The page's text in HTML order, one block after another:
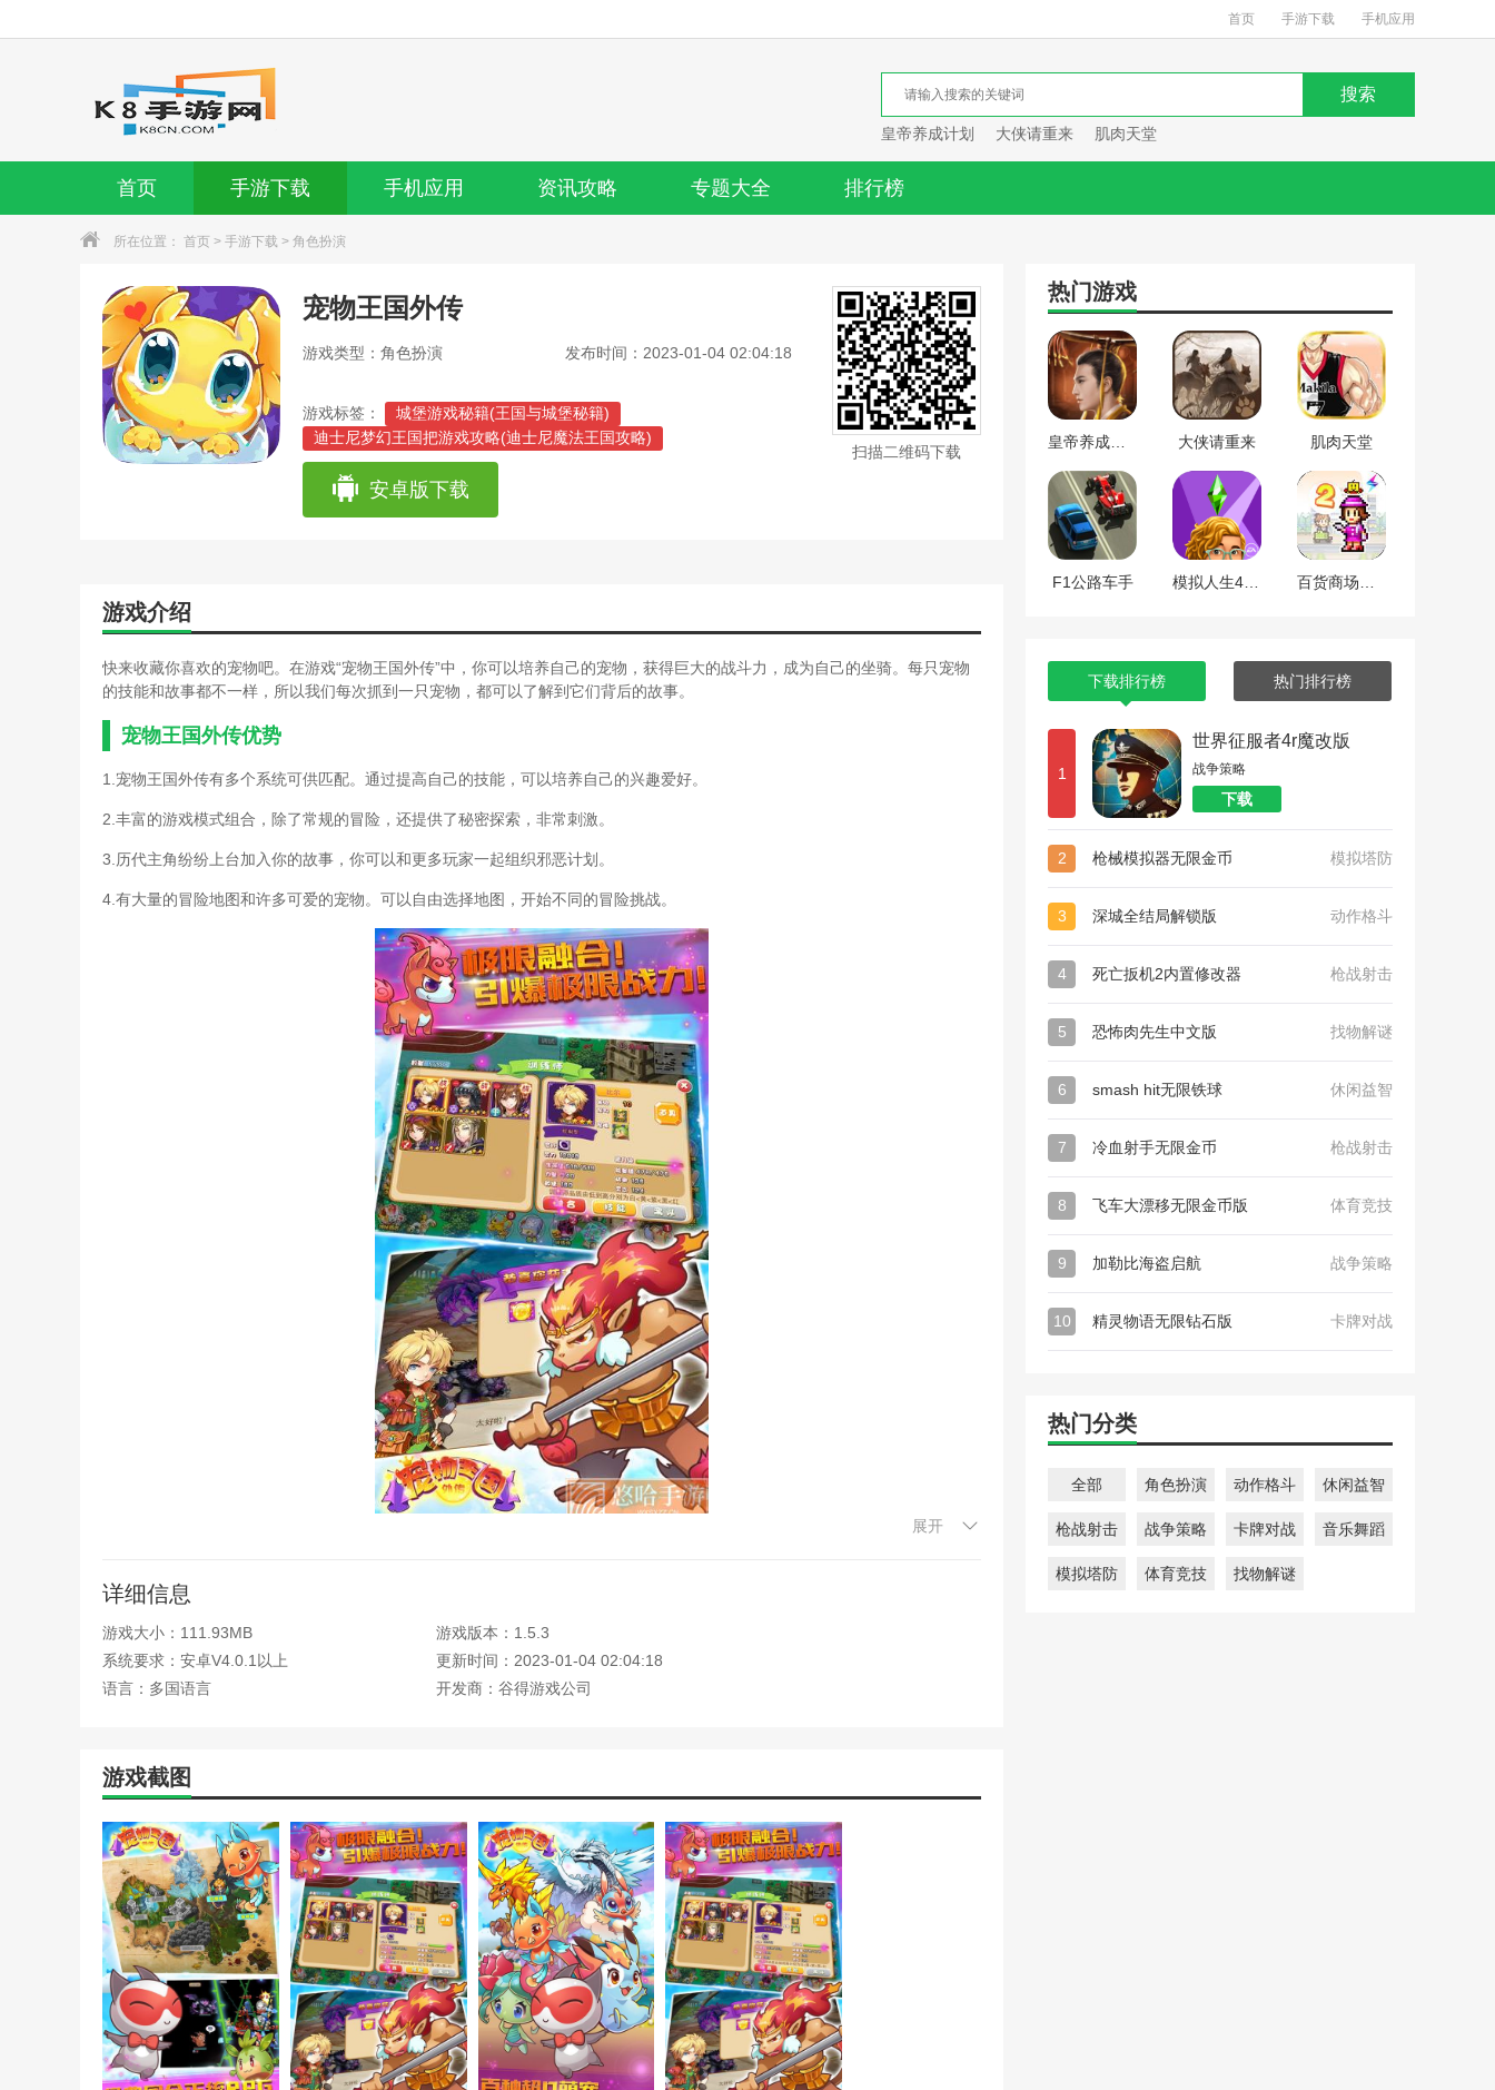
首页 手游下载 手机应用
皇帝养成计划 大侠请重来 肌肉天堂
首页 手游下载 手机应用 资讯攻略 专题大全 排行榜
所在位置： 首页 > 手游下载 > 角色扮演
宠物王国外传
游戏类型：角色扮演 发布时间：2023-01-04 02:04:18
游戏标签：
城堡游戏秘籍(王国与城堡秘籍)
迪士尼梦幻王国把游戏攻略(迪士尼魔法王国攻略)
权力的游戏七大王国资料(权力的游戏王国介绍)
瓦拉纳王子在哪(纳瓦拉王国这么小)
阿玛拉王国游戏攻略(阿玛拉王国游戏攻略大全)
王国纪元游戏秘籍(王国纪元玩法介绍)
迪士尼王国游戏秘籍(迪士尼秘密玩法)
王国纪元游戏秘籍(王国纪元游戏秘籍怎么用)
王国兴起游戏秘籍(王国兴起游戏秘籍大全)
王国游戏攻略冬天没收人怎么办(王国冬天没钱了怎么办)
奥比岛梦幻国度第五宫攻略游戏(奥比岛梦幻王国第一宫)
萌宠王国单机攻略(萌宠王国单机攻略下载)
洛克王国水灵石(洛克王国水灵石分布地点)
洛克王国水灵石(洛克王国水灵石有什么用)
手机游戏我的王国秘籍(手机游戏我的王国秘籍怎么用)
宠物精灵单机攻略(宠物精灵王国单机版攻略)
洛克王国水灵石(洛克王国水灵石怎么获得5个)
手机游戏我的王国秘籍(我的王国小游戏)
迪尼斯梦幻王国游戏玩法(迪士尼的梦幻王国游戏)
迪尼斯梦幻王国游戏玩法(迪斯尼王国游戏攻略)
《洛克王国》收集的快乐活动攻略(洛克王国收集宠物种类是什么意
《王国之心3》键刃切换技巧指南(《王国之心3》键刃切换技巧指南
《最终幻想16》铁王国背景设定解析(最终幻想16cg)
《王国工坊》游戏特色内容解析图(王国公社小程序)
暗黑破坏神阴影王国pdf(暗黑破坏神暗影王国)
《洛克王国》隐逸技能搭配推荐最新(洛克王国隐形药剂)
《洛克王国》山海秘境怎么打(洛克王国山海经图鉴)
《洛克王国》宠物强度排行榜(洛克王国厉害宠物)
《洛克王国》战术训练活动教程(洛克王国战斗能力培养)
《王国保卫战》第一关通关攻略图解(王国保卫战全关卡解锁)
《洛克王国》修炼锋芒活动怎么打的(《洛克王国》修炼锋芒活动怎么
《王国之心3》快捷面板使用指南(《王国之心3》快捷面板使用指南
《王国之心3》键刃切换技巧指南攻略(王国之心3哪把键刃好用)
《洛克王国》梅花金冠怎么得到(洛克王国梅花鹿出母概率)
《王国之心3》隐藏结局剧情解说(《王国之心3》图文流程攻略)
《剑士》神圣王国公民开局介绍(《剑士》神圣王国公民开局介绍)
安卓版下载
扫描二维码下载
游戏介绍
快来收藏你喜欢的宠物吧。在游戏“宠物王国外传”中，你可以培养自己的宠物，获得巨大的战斗力，成为自己的坐骑。每只宠物
的技能和故事都不一样，所以我们每次抓到一只宠物，都可以了解到它们背后的故事。
宠物王国外传优势
1.宠物王国外传有多个系统可供匹配。通过提高自己的技能，可以培养自己的兴趣爱好。
2.丰富的游戏模式组合，除了常规的冒险，还提供了秘密探索，非常刺激。
3.历代主角纷纷上台加入你的故事，你可以和更多玩家一起组织邪恶计划。
4.有大量的冒险地图和许多可爱的宠物。可以自由选择地图，开始不同的冒险挑战。
1.宠物王国外传共有300个关卡，多样化的冒险地图，几十个宠物关卡。
2，宠物王国外传基于回合的冒险，经典的一次性游戏就够了。进化和繁衍造就了最强壮的宠物。
3.宠物的技能可以自由搭配。宠物王国外传通过考虑天气和地理优势。
1.你的宠物技能可以自由搭配和约束，宠物王国外传给你终极优势。
2.多样化的游戏模式，自由组合的技能，让玩游戏的过程不枯燥。
3.通过强化训练和进化，可以培养自己的宠物，获得更好的宠物小兵。
宠物王国外传亮点
1.设置专门的宠物王国训练模式，玩家可以在游戏中收集不同地区的宠物。
2.每个宠物的外貌和属性都不一样。宠物王国外传你需要不断培养自己的能力，才能变得更强。
3.想要更好的培养宠物，可以通过战斗来培养。这是培养宠物最快的方法。
展开
详细信息
游戏大小：111.93MB
游戏版本：1.5.3
系统要求：安卓V4.0.1以上
更新时间：2023-01-04 02:04:18
语言：多国语言
开发商：谷得游戏公司
游戏截图
热门游戏
大侠请重来 肌肉天堂
F1公路车手
下载排行榜 热门排行榜
1
世界征服者4r魔改版
战争策略
下载
2 枪械模拟器无限金币 模拟塔防
3 深城全结局解锁版 动作格斗
4 死亡扳机2内置修改器 枪战射击
5 恐怖肉先生中文版 找物解谜
6 smash hit无限铁球 休闲益智
7 冷血射手无限金币 枪战射击
8 飞车大漂移无限金币版 体育竞技
9 加勒比海盗启航 战争策略
10 精灵物语无限钻石版 卡牌对战
热门分类
全部 角色扮演 动作格斗 休闲益智
枪战射击 战争策略 卡牌对战 音乐舞蹈
模拟塔防 体育竞技 找物解谜